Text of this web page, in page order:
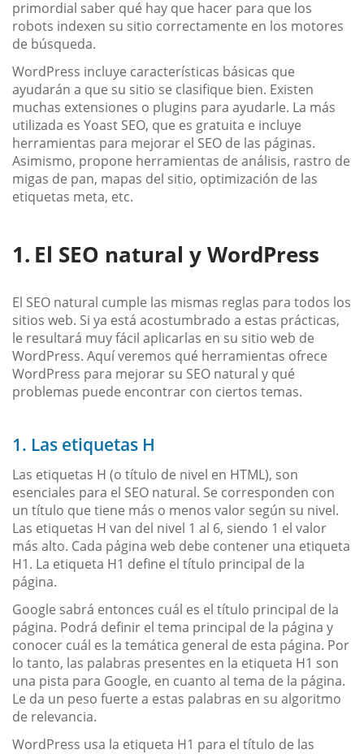
primordial saber qué hay que hacer para que los
robots indexen su sitio correctamente en los motores
de búsqueda.
WordPress incluye características básicas que
ayudarán a que su sitio se clasifique bien. Existen
muchas extensiones o plugins para ayudarle. La más
utilizada es Yoast SEO, que es gratuita e incluye
herramientas para mejorar el SEO de las páginas.
Asimismo, propone herramientas de análisis, rastro de
migas de pan, mapas del sitio, optimización de las
etiquetas meta, etc.
El SEO natural y WordPress
El SEO natural cumple las mismas reglas para todos los
sitios web. Si ya está acostumbrado a estas prácticas,
le resultará muy fácil aplicarlas en su sitio web de
WordPress. Aquí veremos qué herramientas ofrece
WordPress para mejorar su SEO natural y qué
problemas puede encontrar con ciertos temas.
1. Las etiquetas H
Las etiquetas H (o título de nivel en HTML), son
esenciales para el SEO natural. Se corresponden con
un título que tiene más o menos valor según su nivel.
Las etiquetas H van del nivel 1 al 6, siendo 1 el valor
más alto. Cada página web debe contener una etiqueta
H1. La etiqueta H1 define el título principal de la
página.
Google sabrá entonces cuál es el título principal de la
página. Podrá definir el tema principal de la página y
conocer cuál es la temática general de esta página. Por
lo tanto, las palabras presentes en la etiqueta H1 son
una pista para Google, en cuanto al tema de la página.
Le da un peso fuerte a estas palabras en su algoritmo
de relevancia.
WordPress usa la etiqueta H1 para el título de las